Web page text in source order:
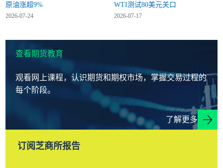
原油涨超9%
2026-07-24
WTI测试80美元关口
2026-07-17
查看期货教育
观看网上课程，认识期货和期权市场，掌握交易过程的
每个阶段。
了解更多
订阅芝商所报告